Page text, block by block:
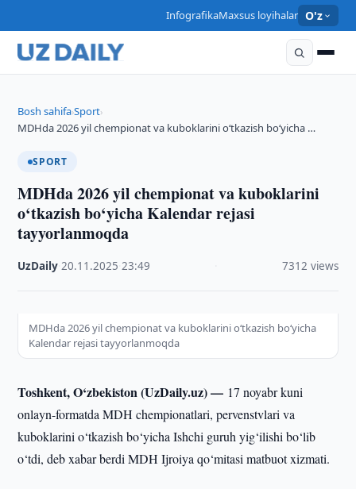
InfografikaMaxsus loyihalar O'z
Bosh sahifa›Sport›
MDHda 2026 yil chempionat va kuboklarini o‘tkazish bo‘yicha …
SPORT
MDHda 2026 yil chempionat va kuboklarini
o‘tkazish bo‘yicha Kalendar rejasi
tayyorlanmoqda
UzDaily ·20.11.2025 ·23:49 7312 views
MDHda 2026 yil chempionat va kuboklarini o‘tkazish bo‘yicha
Kalendar rejasi tayyorlanmoqda
Toshkent, O‘zbekiston (UzDaily.uz) — 17 noyabr kuni
onlayn-formatda MDH chempionatlari, pervenstvlari va
kuboklarini o‘tkazish bo‘yicha Ishchi guruh yig‘ilishi bo‘lib
o‘tdi, deb xabar berdi MDH Ijroiya qo‘mitasi matbuot xizmati.